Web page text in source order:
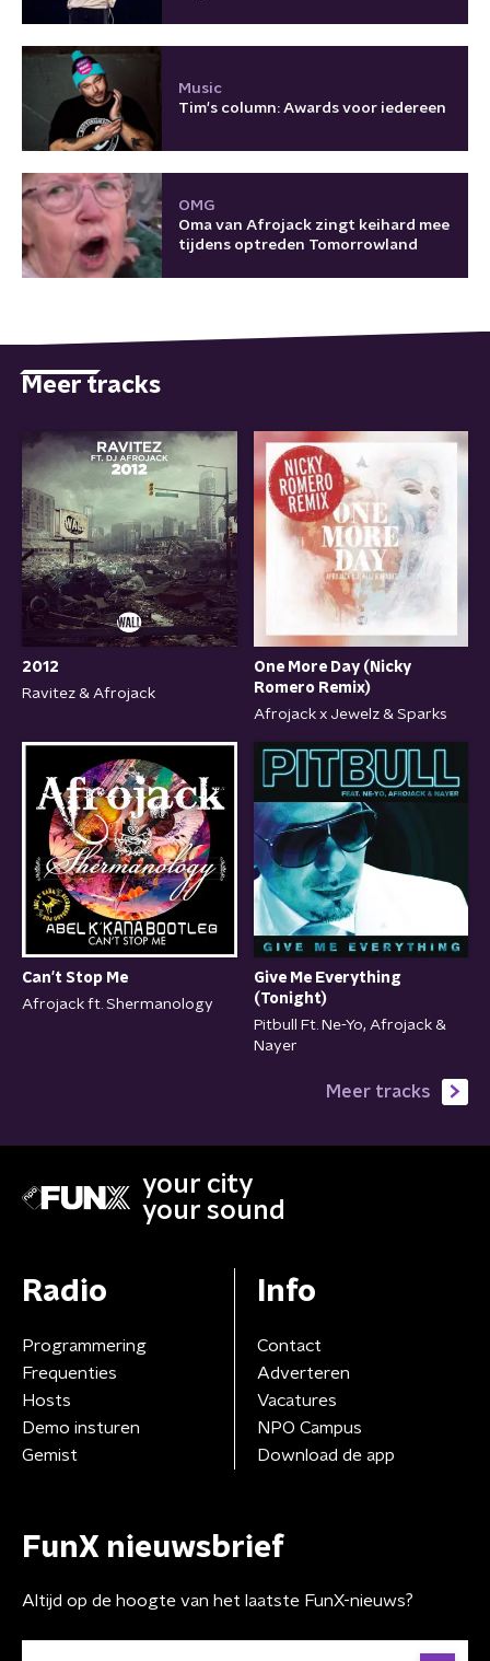
Music
Tim's column: Awards voor iedereen
OMG
Oma van Afrojack zingt keihard mee
tijdens optreden Tomorrowland
Meer tracks
2012
Ravitez & Afrojack
One More Day (Nicky
Romero Remix)
Afrojack x Jewelz & Sparks
Can't Stop Me
Afrojack ft. Shermanology
Give Me Everything
(Tonight)
Pitbull Ft. Ne-Yo, Afrojack &
Nayer
Meer tracks
your city
your sound
Radio
Programmering
Frequenties
Hosts
Demo insturen
Gemist
Info
Contact
Adverteren
Vacatures
NPO Campus
Download de app
FunX nieuwsbrief
Altijd op de hoogte van het laatste FunX-nieuws?